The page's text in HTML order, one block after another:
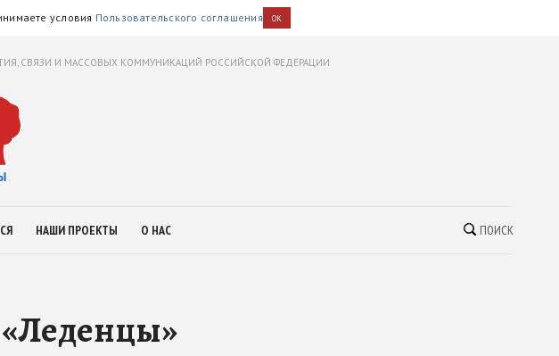
условия Пользовательского соглашения OK
СВЯЗИ И МАССОВЫХ КОММУНИКАЦИЙ РОССИЙСКОЙ ФЕДЕРАЦИИ
НАШИ ПРОЕКТЫ О НАС ПОИСК